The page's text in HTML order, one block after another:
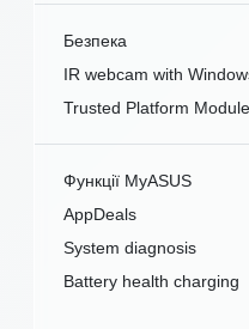
Безпека
IR webcam with
Trusted Platform
Функції MyASUS
AppDeals
System diagnosis
Battery health charging